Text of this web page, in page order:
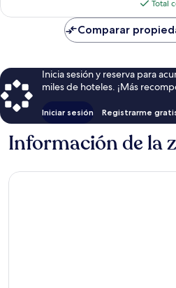
Total
Comparar
Inicia sesión y reserva para
miles de hoteles. ¡Más
Iniciar sesión Registrarme
Información de la